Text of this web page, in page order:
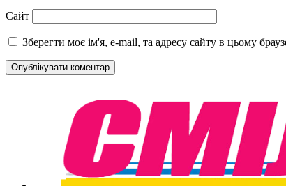
Сайт
Зберегти моє ім'я, e-mail, та адресу сайту в цьому